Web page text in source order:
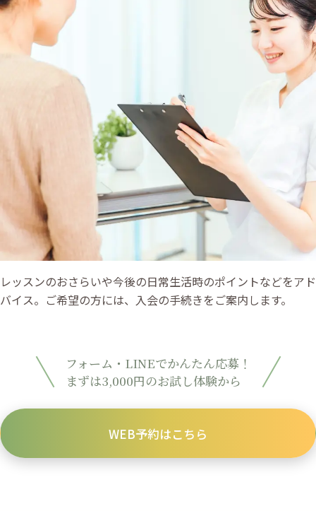
レッスンのおさらいや今後の日常生活時のポイントなどをアド
バイス。ご希望の方には、入会の手続きをご案内します。
フォーム・LINEでかんたん応募！
まずは3,000円のお試し体験から
WEB予約はこちら